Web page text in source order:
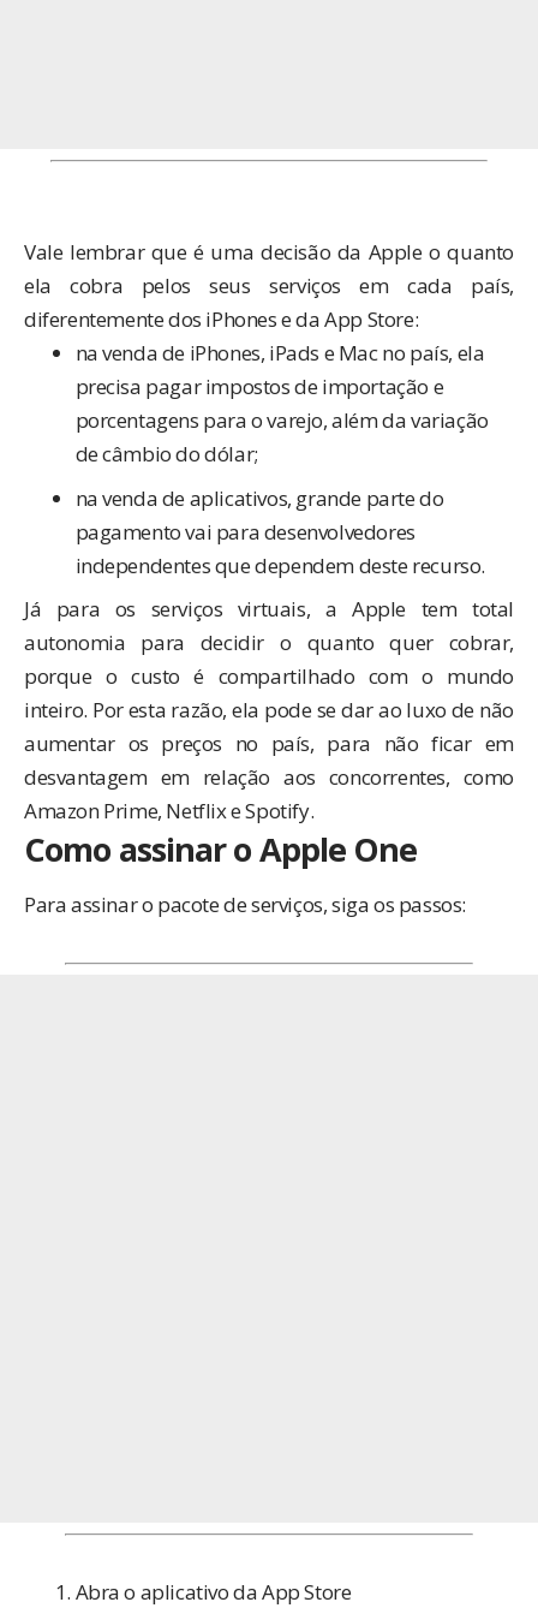
Vale lembrar que é uma decisão da Apple o quanto
ela cobra pelos seus serviços em cada país,
diferentemente dos iPhones e da App Store:
na venda de iPhones, iPads e Mac no país, ela
precisa pagar impostos de importação e
porcentagens para o varejo, além da variação
de câmbio do dólar;
na venda de aplicativos, grande parte do
pagamento vai para desenvolvedores
independentes que dependem deste recurso.
Já para os serviços virtuais, a Apple tem total
autonomia para decidir o quanto quer cobrar,
porque o custo é compartilhado com o mundo
inteiro. Por esta razão, ela pode se dar ao luxo de não
aumentar os preços no país, para não ficar em
desvantagem em relação aos concorrentes, como
Amazon Prime, Netflix e Spotify.
Como assinar o Apple One
Para assinar o pacote de serviços, siga os passos:
Abra o aplicativo da App Store